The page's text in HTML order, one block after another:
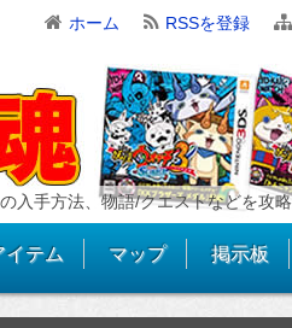
ホーム RSSを登録
入手方法、物語/クエストなどを攻
イテム マップ 掲示板